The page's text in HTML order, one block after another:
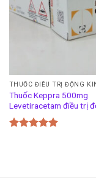
THUỐC ĐIỀU TRỊ ĐỘNG
Thuốc Keppra 500mg
Levetiracetam điều trị